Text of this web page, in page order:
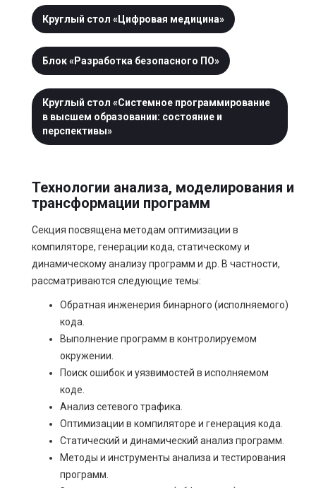
Круглый стол «Цифровая медицина»
Блок «Разработка безопасного ПО»
Круглый стол «Cистемное программирование
в высшем образовании: состояние и
перспективы»
Технологии анализа, моделирования и
трансформации программ
Секция посвящена методам оптимизации в
компиляторе, генерации кода, статическому и
динамическому анализу программ и др. В частности,
рассматриваются следующие темы:
Обратная инженерия бинарного (исполняемого)
кода.
Выполнение программ в контролируемом
окружении.
Поиск ошибок и уязвимостей в исполняемом
коде.
Анализ сетевого трафика.
Оптимизации в компиляторе и генерация кода.
Статический и динамический анализ программ.
Методы и инструменты анализа и тестирования
программ.